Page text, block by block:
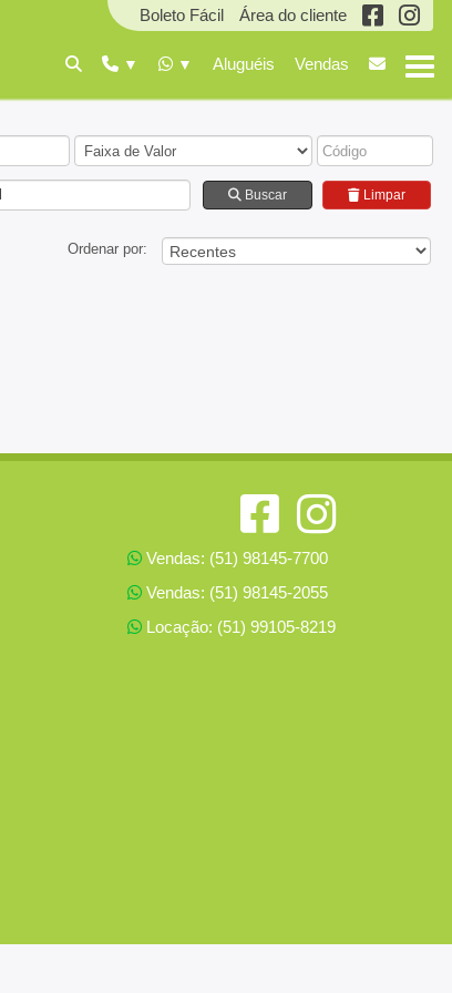
Boleto Fácil Área do cliente
Aluguéis Vendas
Buscar Limpar
Ordenar por:
Vendas: (51) 98145-7700
Vendas: (51) 98145-2055
Locação: (51) 99105-8219